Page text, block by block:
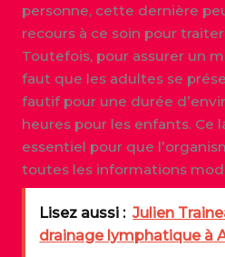
personne, cette dernière
recours à ce soin pour
Toutefois, pour assurer un
faut que les adultes se
fautif pour une durée
heures pour les enfants. Ce
essentiel pour que
toutes les informations
Lisez aussi : Julien
drainage lymphatique à